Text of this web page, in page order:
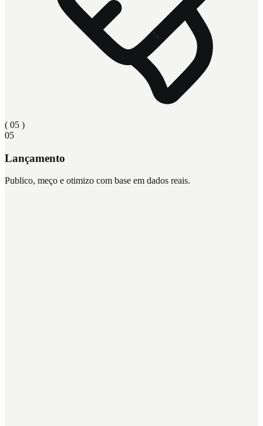
( 05 )
05
Lançamento
Publico, meço e otimizo com base em dados reais.